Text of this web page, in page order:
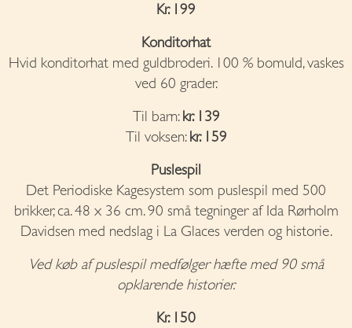
Kr. 199
Konditorhat
Hvid konditorhat med guldbroderi. 100 % bomuld, vaskes
ved 60 grader.
Til barn:kr. 139
Til voksen:kr. 159
Puslespil
Det Periodiske Kagesystem som puslespil med 500
brikker, ca. 48 x 36 cm. 90 små tegninger af Ida Rørholm
Davidsen med nedslag i La Glaces verden og historie.
Ved køb af puslespil medfølger hæfte med 90 små
opklarende historier.
Kr. 150